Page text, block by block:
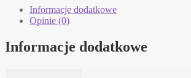
Informacje dodatkowe
Opinie (0)
Informacje dodatkowe